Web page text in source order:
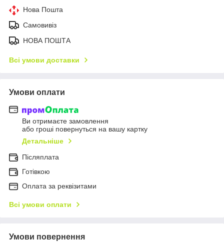
Нова Пошта
Самовивіз
НОВА ПОШТА
Всі умови доставки
Умови оплати
Ви отримаєте замовлення
або гроші повернуться на вашу картку
Детальніше
Післяплата
Готівкою
Оплата за реквізитами
Всі умови оплати
Умови повернення